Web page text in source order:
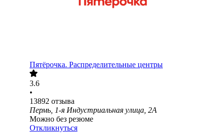
Пятёрочка. Распределительные центры
3.6
•
13892 отзыва
Пермь, 1-я Индустриальная улица, 2А
Можно без резюме
Откликнуться